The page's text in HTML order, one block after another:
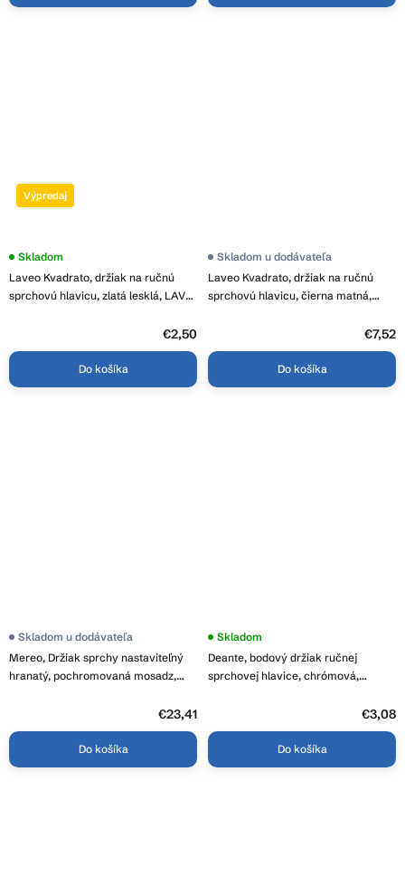
Výpredaj
Laveo Kvadrato, držiak na ručnú
sprchovú hlavicu, zlatá lesklá, LAV-
Skladom
€2,50
Do košíka
Laveo Kvadrato, držiak na ručnú
sprchovú hlavicu, čierna matná,
Skladom u dodávateľa
€7,52
Do košíka
Mereo, Držiak sprchy nastaviteľný
hranatý, pochromovaná mosadz,
Skladom u dodávateľa
€23,41
Do košíka
Deante, bodový držiak ručnej
sprchovej hlavice, chrómová,
Skladom
€3,08
Do košíka